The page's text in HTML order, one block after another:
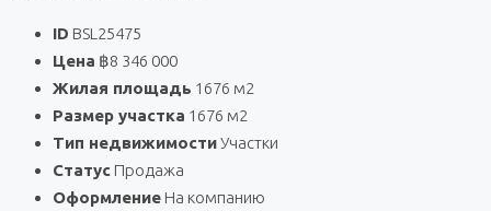
ID BSL25475
Цена ฿8 346 000
Жилая площадь 1676 м2
Размер участка 1676 м2
Тип недвижимостиУчастки
Статус Продажа
Оформление На компанию